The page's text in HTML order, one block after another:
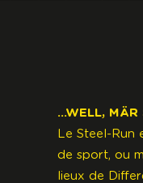
…WELL, MÄR
Le Steel-Run
de sport, ou
lieux de